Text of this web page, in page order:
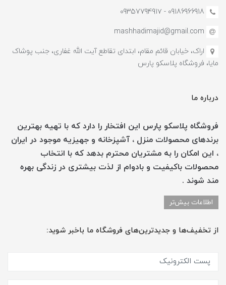
09186966918 - 0935779491۷
mashhadimajid@gmail.com
اراک، خیابان قائم مقام، ابتدای تقاطع آیت الله غفاری، جنب پوشاک
مایا، فروشگاه پلاسکو پارس
درباره ما
فروشگاه پلاسکو پارس این افتخار را دارد که با تهیه بهترین
برندهای محصولات منزل ، آشپزخانه و جهیزیه موجود در ایران
، این امکان را به مشتریان محترم بدهد که با انتخاب
محصولات باکیفیت و بادوام از لذت بیشتری در زندگی بهره
مند شوند .
اطلاعات بیش‌تر
از تخفیف‌ها و جدیدترین‌های فروشگاه ما باخبر شوید: